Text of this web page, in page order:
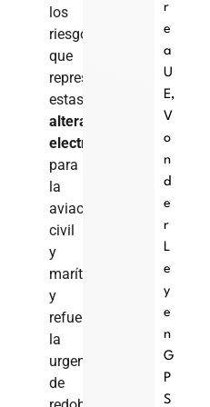
los
riesgos
que
representan
estas
alteraciones
electrónicas
para
la
aviación
civil
y
marítima,
y
refuerza
la
urgencia
de
r
e
a
U
E,
V
o
n
d
e
r
L
e
y
e
n
G
P
S